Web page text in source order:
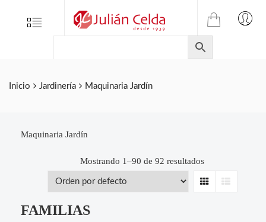
Menu
TIENDA
ONLINE
DE
JULIAN
Inicio Jardinería Maquinaria Jardín
Maquinaria Jardín
Mostrando 1–90 de 92 resultados
Grid List
FAMILIAS
Folletos